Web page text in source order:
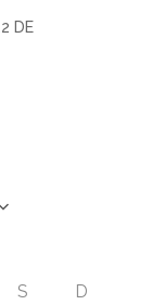
DE
S D